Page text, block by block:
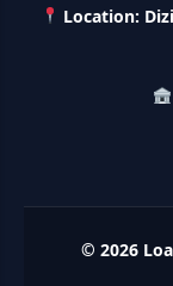
50 लाख तक का
Pradhan
बनाने के लिए
है ब्याज
Stand Up
Location:
© 2026